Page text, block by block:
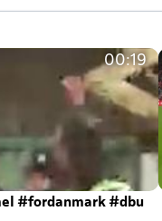
00:19
#fordanmark #dbu